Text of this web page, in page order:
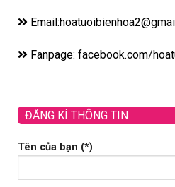
Fanpage: facebook.com/
ĐĂNG KÍ THÔNG TIN
Tên của bạn (*)